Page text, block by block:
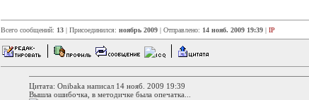
Всего сообщений: 13 | Присоединился: ноябрь 2009 | Отправлено: 14 нояб. 2009 19:39 | IP
Цитата: Onibaka написал 14 нояб. 2009 19:39
Вышла ошибочка, в методичке была опечатка...